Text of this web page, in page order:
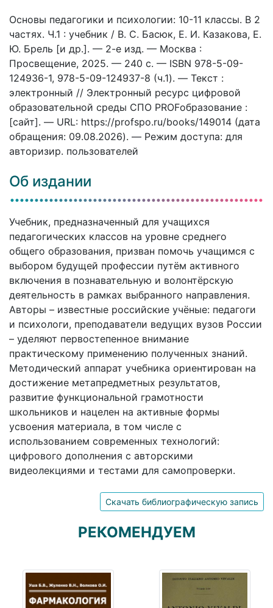
Основы педагогики и психологии: 10-11 классы. В 2
частях. Ч.1 : учебник / В. С. Басюк, Е. И. Казакова, Е.
Ю. Брель [и др.]. — 2-е изд. — Москва :
Просвещение, 2025. — 240 c. — ISBN 978-5-09-
124936-1, 978-5-09-124937-8 (ч.1). — Текст :
электронный // Электронный ресурс цифровой
образовательной среды СПО PROFобразование :
[сайт]. — URL: https://profspo.ru/books/149014 (дата
обращения: 09.08.2026). — Режим доступа: для
авторизир. пользователей
Об издании
Учебник, предназначенный для учащихся
педагогических классов на уровне среднего
общего образования, призван помочь учащимся с
выбором будущей профессии путём активного
включения в познавательную и волонтёрскую
деятельность в рамках выбранного направления.
Авторы – известные российские учёные: педагоги
и психологи, преподаватели ведущих вузов России
– уделяют первостепенное внимание
практическому применению полученных знаний.
Методический аппарат учебника ориентирован на
достижение метапредметных результатов,
развитие функциональной грамотности
школьников и нацелен на активные формы
усвоения материала, в том числе с
использованием современных технологий:
цифрового дополнения с авторскими
видеолекциями и тестами для самопроверки.
Скачать библиографическую запись
РЕКОМЕНДУЕМ